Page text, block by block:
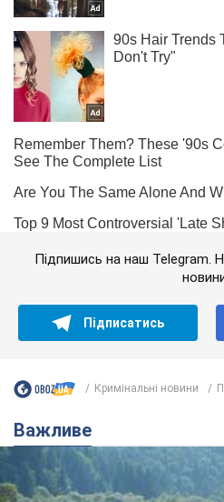
Підпишись на наш Telegram.
Підписатись
Кримінальні новини
Важливе